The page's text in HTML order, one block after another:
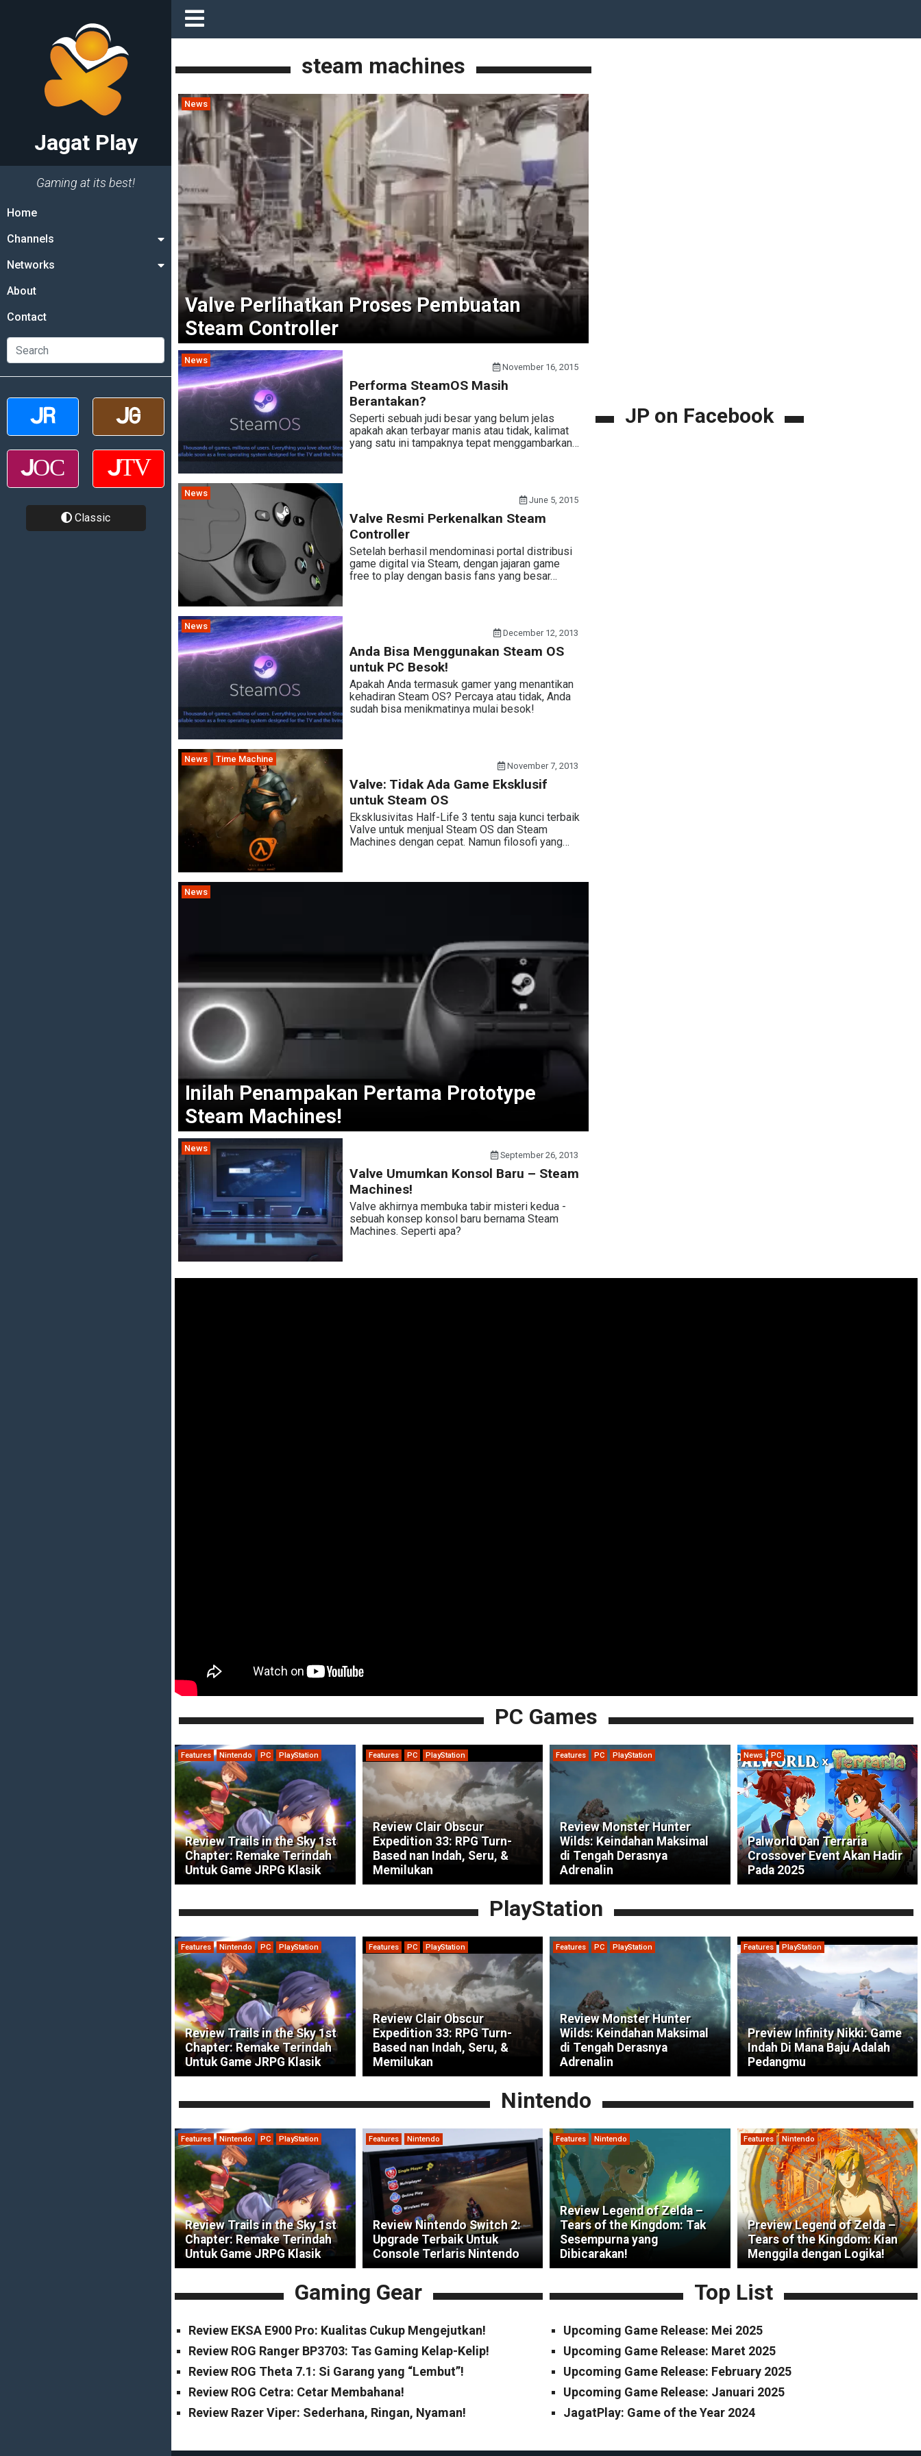
Jagat Play
Gaming at its best!
Home
Channels
Networks
About
Contact
Classic
steam machines
News
Valve Perlihatkan Proses Pembuatan
Steam Controller
News
November 16, 2015
Performa SteamOS Masih
Berantakan?
Seperti sebuah judi besar yang belum jelas
apakah akan terbayar manis atau tidak, kalimat
yang satu ini tampaknya tepat menggambarkan…
News
June 5, 2015
Valve Resmi Perkenalkan Steam
Controller
Setelah berhasil mendominasi portal distribusi
game digital via Steam, dengan jajaran game
free to play dengan basis fans yang besar…
News
December 12, 2013
Anda Bisa Menggunakan Steam OS
untuk PC Besok!
Apakah Anda termasuk gamer yang menantikan
kehadiran Steam OS? Percaya atau tidak, Anda
sudah bisa menikmatinya mulai besok!
News Time Machine
November 7, 2013
Valve: Tidak Ada Game Eksklusif
untuk Steam OS
Eksklusivitas Half-Life 3 tentu saja kunci terbaik
Valve untuk menjual Steam OS dan Steam
Machines dengan cepat. Namun filosofi yang…
News
Inilah Penampakan Pertama Prototype
Steam Machines!
News
September 26, 2013
Valve Umumkan Konsol Baru – Steam
Machines!
Valve akhirnya membuka tabir misteri kedua -
sebuah konsep konsol baru bernama Steam
Machines. Seperti apa?
PC Games
Features Nintendo PC PlayStation
Review Trails in the Sky 1st
Chapter: Remake Terindah
Untuk Game JRPG Klasik
Features PC PlayStation
Review Clair Obscur
Expedition 33: RPG Turn-
Based nan Indah, Seru, &
Memilukan
Features PC PlayStation
Review Monster Hunter
Wilds: Keindahan Maksimal
di Tengah Derasnya
Adrenalin
News PC
Palworld Dan Terraria
Crossover Event Akan Hadir
Pada 2025
PlayStation
Features Nintendo PC PlayStation
Review Trails in the Sky 1st
Chapter: Remake Terindah
Untuk Game JRPG Klasik
Features PC PlayStation
Review Clair Obscur
Expedition 33: RPG Turn-
Based nan Indah, Seru, &
Memilukan
Features PC PlayStation
Review Monster Hunter
Wilds: Keindahan Maksimal
di Tengah Derasnya
Adrenalin
Features PlayStation
Preview Infinity Nikki: Game
Indah Di Mana Baju Adalah
Pedangmu
Nintendo
Features Nintendo PC PlayStation
Review Trails in the Sky 1st
Chapter: Remake Terindah
Untuk Game JRPG Klasik
Features Nintendo
Review Nintendo Switch 2:
Upgrade Terbaik Untuk
Console Terlaris Nintendo
Features Nintendo
Review Legend of Zelda –
Tears of the Kingdom: Tak
Sesempurna yang
Dibicarakan!
Features Nintendo
Preview Legend of Zelda –
Tears of the Kingdom: Kian
Menggila dengan Logika!
Gaming Gear
Review EKSA E900 Pro: Kualitas Cukup Mengejutkan!
Review ROG Ranger BP3703: Tas Gaming Kelap-Kelip!
Review ROG Theta 7.1: Si Garang yang “Lembut”!
Review ROG Cetra: Cetar Membahana!
Review Razer Viper: Sederhana, Ringan, Nyaman!
Top List
Upcoming Game Release: Mei 2025
Upcoming Game Release: Maret 2025
Upcoming Game Release: February 2025
Upcoming Game Release: Januari 2025
JagatPlay: Game of the Year 2024
JP on Facebook